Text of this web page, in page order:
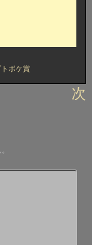
トボケ賞
次